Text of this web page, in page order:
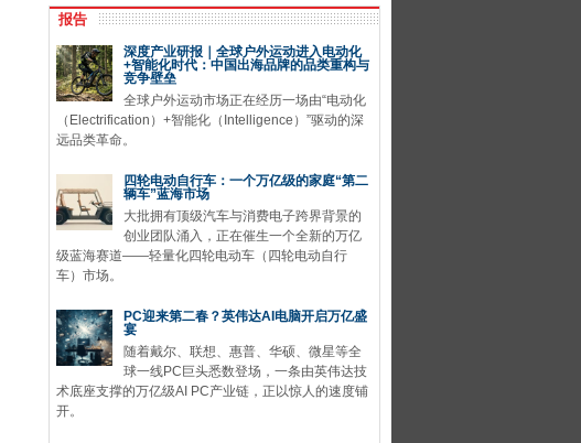
报告
深度产业研报｜全球户外运动进入电动化
+智能化时代：中国出海品牌的品类重构与
竞争壁垒
全球户外运动市场正在经历一场由“电动化
（Electrification）+智能化（Intelligence）”驱动的深
远品类革命。
四轮电动自行车：一个万亿级的家庭“第二
辆车”蓝海市场
大批拥有顶级汽车与消费电子跨界背景的
创业团队涌入，正在催生一个全新的万亿
级蓝海赛道——轻量化四轮电动车（四轮电动自行
车）市场。
PC迎来第二春？英伟达AI电脑开启万亿盛
宴
随着戴尔、联想、惠普、华硕、微星等全
球一线PC巨头悉数登场，一条由英伟达技
术底座支撑的万亿级AI PC产业链，正以惊人的速度铺
开。